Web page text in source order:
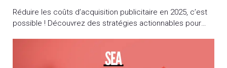
Réduire les coûts d’acquisition publicitaire en 2025, c’est
possible ! Découvrez des stratégies actionnables pour